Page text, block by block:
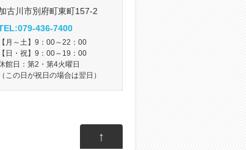
古川市別府町東町157-2
436-7400
【月～土】9：00～22：00
【日・祝】9：00～19：00
館日：第2・第4火曜日
（この日が祝日の場合は翌日）
↑